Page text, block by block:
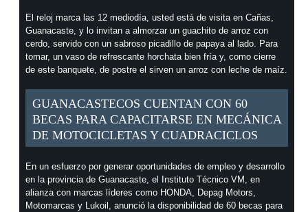
El reloj marca las 12 mediodía, usted está de visita en Cañas,
Guanacaste, y lo invitan a almorzar un guachito de arroz con
cerdo, servido con un sabroso picadillo de papaya al lado. Para
tomar, un vaso de refrescante horchata bien fría y, como cierre
de este banquete, de postre el sirven un arroz con leche de maíz.
GUANACASTECOS CUENTAN CON 60
BECAS PARA CAPACITARSE EN MECÁNICA
DE MOTOCICLETAS Y CUADRACICLOS
En un esfuerzo por generar oportunidades de empleo y desarrollo
en la provincia de Guanacaste, el Instituto Técnico VM, en
alianza con marcas líderes como HONDA, Depag Motors,
Motomarcas y Lukoil, anunció la disponibilidad de 60 becas para